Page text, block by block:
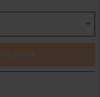
Välj storlek